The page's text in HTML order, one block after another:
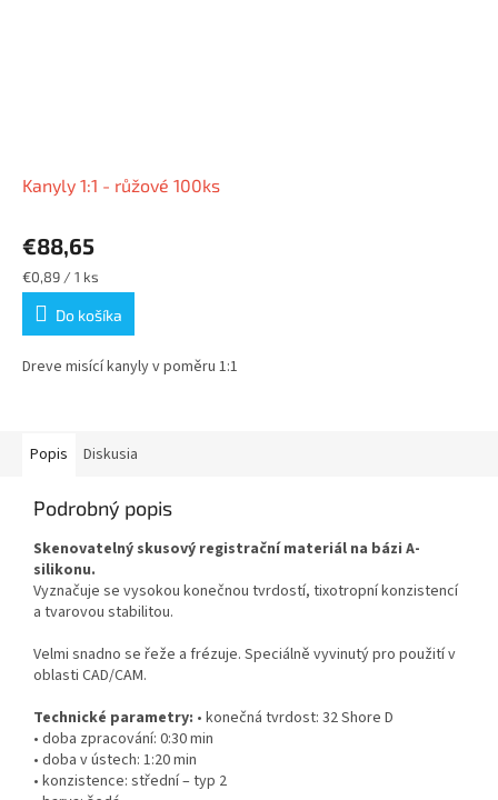
Kanyly 1:1 - růžové 100ks
€88,65
Jednotková
cena:
€0,89 / 1 ks
Do košíka
Dreve misící kanyly v poměru 1:1
Popis Diskusia
Podrobný popis
Skenovatelný skusový registrační materiál na bázi A-
silikonu.
Vyznačuje se vysokou konečnou tvrdostí, tixotropní konzistencí
a tvarovou stabilitou.
Velmi snadno se řeže a frézuje. Speciálně vyvinutý pro použití v
oblasti CAD/CAM.
Technické parametry: • konečná tvrdost: 32 Shore D
• doba zpracování: 0:30 min
• doba v ústech: 1:20 min
• konzistence: střední – typ 2